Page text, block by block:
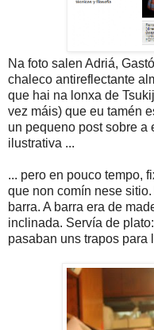
Na foto salen Adriá,
chaleco antireflectante
que hai na lonxa de
vez máis) que eu tamén
un pequeno post sobre a
ilustrativa ...
... pero en pouco tempo,
que non comín nese
barra. A barra era de
inclinada. Servía de
pasaban uns trapos para